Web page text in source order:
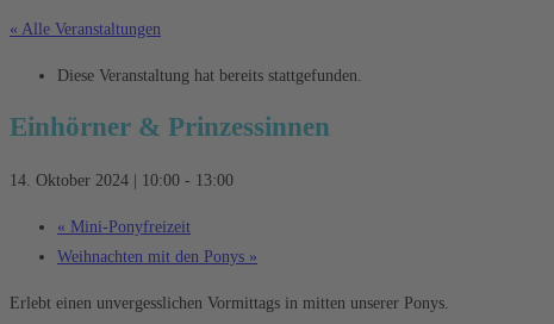
« Alle Veranstaltungen
Diese Veranstaltung hat bereits stattgefunden.
Einhörner & Prinzessinnen
14. Oktober 2024 | 10:00 - 13:00
« Mini-Ponyfreizeit
Weihnachten mit den Ponys »
Erlebt einen unvergesslichen Vormittags in mitten unserer Ponys.